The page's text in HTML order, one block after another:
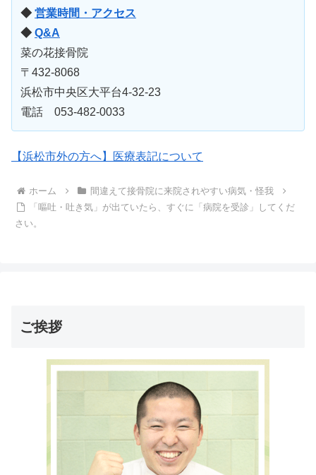
◆ 営業時間・アクセス
◆ Q&A
菜の花接骨院
〒432-8068
浜松市中央区大平台4-32-23
電話 053-482-0033
【浜松市外の方へ】医療表記について
ホーム
間違えて接骨院に来院されやすい病気・怪我
「嘔吐・吐き気」が出ていたら、すぐに「病院を受診」してくだ
さい。
ご挨拶